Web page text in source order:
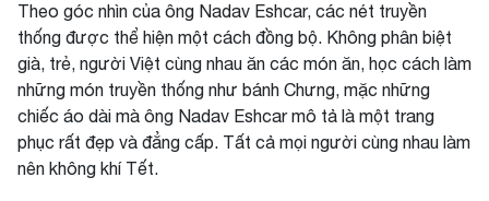
Theo góc nhìn của ông Nadav Eshcar, các nét truyền
thống được thể hiện một cách đồng bộ. Không phân biệt
già, trẻ, người Việt cùng nhau ăn các món ăn, học cách làm
những món truyền thống như bánh Chưng, mặc những
chiếc áo dài mà ông Nadav Eshcar mô tả là một trang
phục rất đẹp và đẳng cấp. Tất cả mọi người cùng nhau làm
nên không khí Tết.